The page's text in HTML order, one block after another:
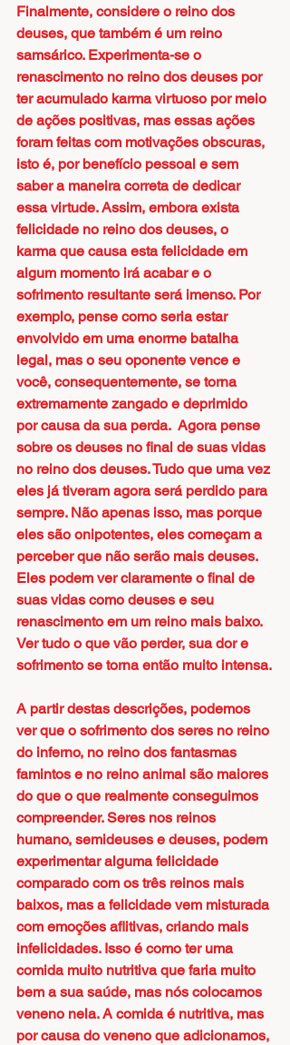
Finalmente, considere o reino dos
deuses, que também é um reino
samsárico. Experimenta-se o
renascimento no reino dos deuses por
ter acumulado karma virtuoso por meio
de ações positivas, mas essas ações
foram feitas com motivações obscuras,
isto é, por benefício pessoal e sem
saber a maneira correta de dedicar
essa virtude. Assim, embora exista
felicidade no reino dos deuses, o
karma que causa esta felicidade em
algum momento irá acabar e o
sofrimento resultante será imenso. Por
exemplo, pense como seria estar
envolvido em uma enorme batalha
legal, mas o seu oponente vence e
você, consequentemente, se torna
extremamente zangado e deprimido
por causa da sua perda.  Agora pense
sobre os deuses no final de suas vidas
no reino dos deuses. Tudo que uma vez
eles já tiveram agora será perdido para
sempre. Não apenas isso, mas porque
eles são onipotentes, eles começam a
perceber que não serão mais deuses.
Eles podem ver claramente o final de
suas vidas como deuses e seu
renascimento em um reino mais baixo.
Ver tudo o que vão perder, sua dor e
sofrimento se torna então muito intensa.
A partir destas descrições, podemos
ver que o sofrimento dos seres no reino
do inferno, no reino dos fantasmas
famintos e no reino animal são maiores
do que o que realmente conseguimos
compreender. Seres nos reinos
humano, semideuses e deuses, podem
experimentar alguma felicidade
comparado com os três reinos mais
baixos, mas a felicidade vem misturada
com emoções aflitivas, criando mais
infelicidades. Isso é como ter uma
comida muito nutritiva que faria muito
bem a sua saúde, mas nós colocamos
veneno nela. A comida é nutritiva, mas
por causa do veneno que adicionamos,